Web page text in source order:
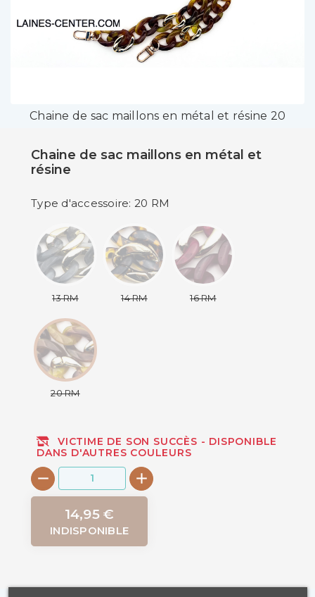
Chaine de sac maillons en métal et résine 20
Chaine de sac maillons en métal et
résine
Type d'accessoire: 20 RM
13 RM 14 RM 16 RM
20 RM
VICTIME DE SON SUCCÈS - DISPONIBLE
DANS D'AUTRES COULEURS
14,95 €
INDISPONIBLE